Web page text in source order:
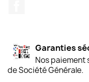
Garanties
Nos paiement
de Société Générale.